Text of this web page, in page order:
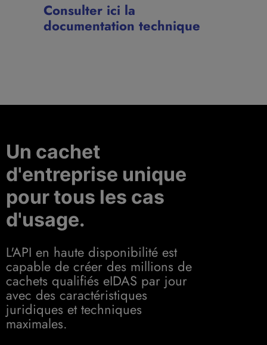
Consulter ici la
documentation technique
Un cachet
d'entreprise unique
pour tous les cas
d'usage.
L'API en haute disponibilité est
capable de créer des millions de
cachets qualifiés eIDAS par jour
avec des caractéristiques
juridiques et techniques
maximales.